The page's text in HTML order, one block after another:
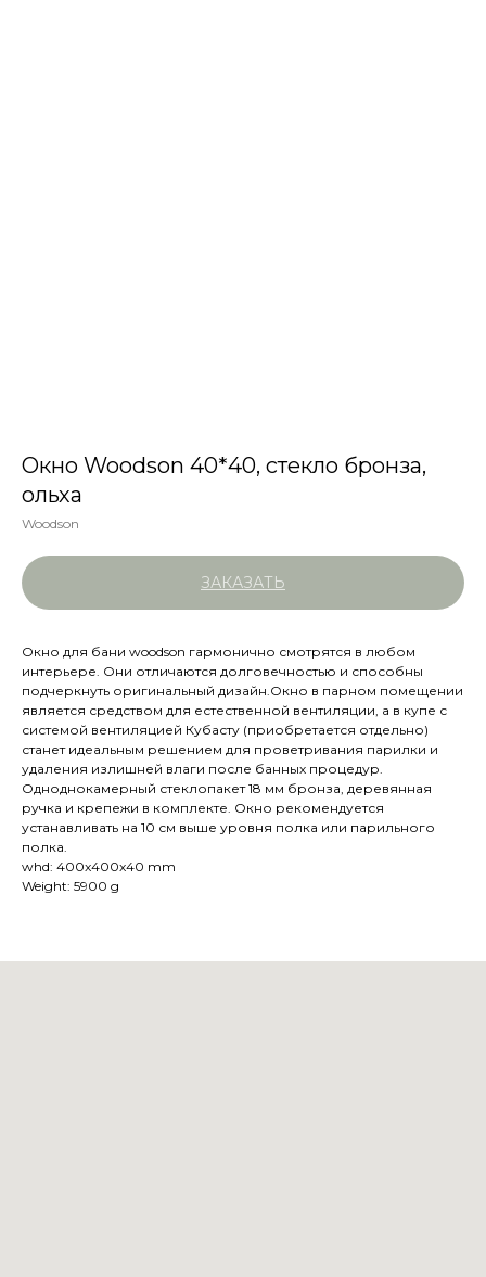
Окно Woodson 40*40, стекло бронза,
ольха
Woodson
ЗАКАЗАТЬ
Окно для бани woodson гармонично смотрятся в любом
интерьере. Они отличаются долговечностью и способны
подчеркнуть оригинальный дизайн.Окно в парном помещении
является средством для естественной вентиляции, а в купе с
системой вентиляцией Кубасту (приобретается отдельно)
станет идеальным решением для проветривания парилки и
удаления излишней влаги после банных процедур.
Одноднокамерный стеклопакет 18 мм бронза, деревянная
ручка и крепежи в комплекте. Окно рекомендуется
устанавливать на 10 см выше уровня полка или парильного
полка.
whd: 400x400x40 mm
Weight: 5900 g